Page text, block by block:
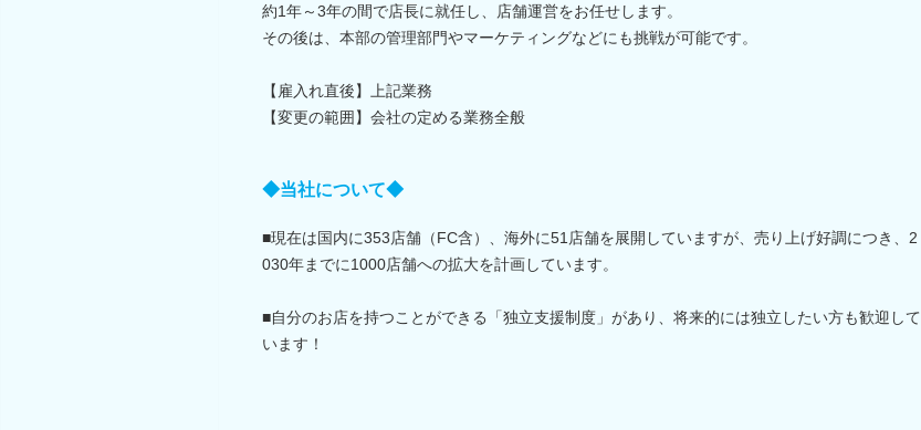
約1年～3年の間で店長に就任し、店舗運営をお任せします。
その後は、本部の管理部門やマーケティングなどにも挑戦が可能です。
【雇入れ直後】上記業務
【変更の範囲】会社の定める業務全般
◆当社について◆
■現在は国内に353店舗（FC含）、海外に51店舗を展開していますが、売り上げ好調につき、2
030年までに1000店舗への拡大を計画しています。
■自分のお店を持つことができる「独立支援制度」があり、将来的には独立したい方も歓迎して
います！